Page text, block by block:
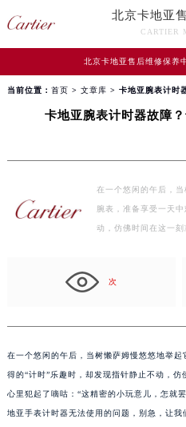
北京卡地亚
CARTIER
北京卡地亚售后维修保养
当前位置： 首页 > 文章库 > 卡地亚腕表计时
卡地亚腕表计时器故障
在一个悠闲的午后，
腕表，准备享受一天
动，仿佛时间在这一
次
在一个悠闲的午后，当树懒萨姆慢悠悠地举
得的“计时”乐趣时，却发现指针静止不动，仿
心里犯起了嘀咕：“这精密的小玩意儿，怎就
地亚手表计时器无法使用的问题，别急，让